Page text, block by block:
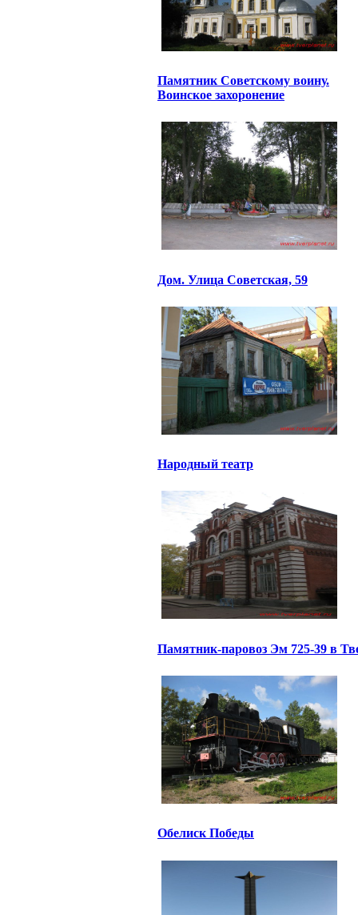
Памятник Советскому воину.
Воинское захоронение
Дом. Улица Советская, 59
Народный театр
Памятник-паровоз Эм 725-39 в
Обелиск Победы